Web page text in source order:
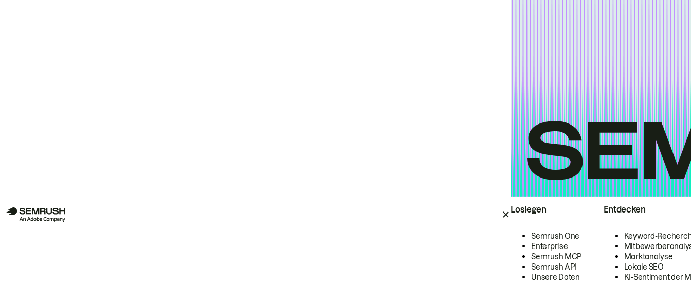
Loslegen
Semrush One
Enterprise
Semrush MCP
Semrush API
Unsere Daten
Entdecken
Keyword-
Marktanalyse
Lokale SEO
KI-Sentiment der